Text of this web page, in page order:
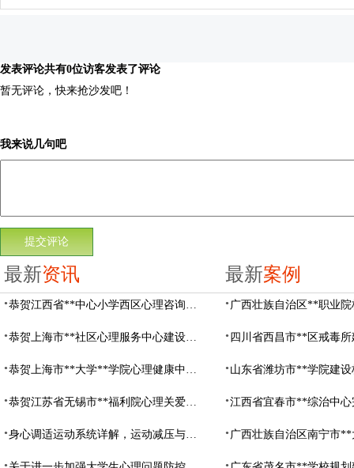
发表评论共有0位访客发表了评论
暂无评论，快来抢沙发吧！
我来说几句吧
最新资讯
恭贺江西省**中心小学西区心理咨询教室设备采购项目由阳光心健代理商中标
恭贺上海市**社区心理服务中心建设项目由阳光心健代理商中标
恭贺上海市**大学**学院心理健康中心建设项目由阳光心健代理商中标
恭贺江苏省无锡市**福利院心理关爱中心建设项目由阳光心健代理商中标
身心调适运动系统详解，运动减压与心理调适全指南
最新案例